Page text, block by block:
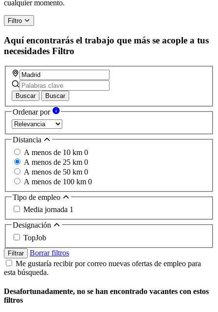
cualquier momento.
Filtro
Aquí encontrarás el trabajo que más se acople a tus
necesidades Filtro
Buscar Buscar
Ordenar por
Distancia
A menos de 10 km 0
A menos de 25 km 0
A menos de 50 km 0
A menos de 100 km 0
Tipo de empleo
Media jornada 1
Designación
TopJob
Filtrar
Borrar filtros
Me gustaría recibir por correo nuevas ofertas de empleo para
esta búsqueda.
Desafortunadamente, no se han encontrado vacantes con estos
filtros